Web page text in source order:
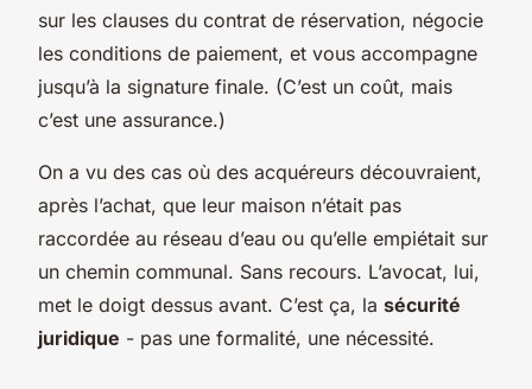
sur les clauses du contrat de réservation, négocie
les conditions de paiement, et vous accompagne
jusqu’à la signature finale. (C’est un coût, mais
c’est une assurance.)
On a vu des cas où des acquéreurs découvraient,
après l’achat, que leur maison n’était pas
raccordée au réseau d’eau ou qu’elle empiétait sur
un chemin communal. Sans recours. L’avocat, lui,
met le doigt dessus avant. C’est ça, la sécurité
juridique - pas une formalité, une nécessité.